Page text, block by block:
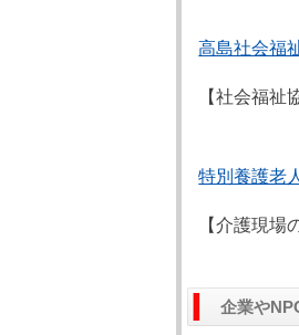
高島社会福
【社会福祉
特別養護老
【介護現場
企業や